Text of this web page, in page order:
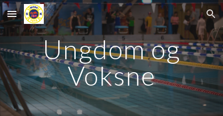
Skip to main content Skip to navigation
Ungdom og
Voksne